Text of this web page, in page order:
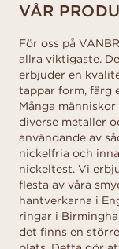
VÅR
För oss på
allra viktigaste.
erbjuder en
tappar form, färg
Många
diverse metaller
användande av
nickelfria och
nickeltest. Vi
flesta av våra
hantverkarna i
ringar i
det finns en